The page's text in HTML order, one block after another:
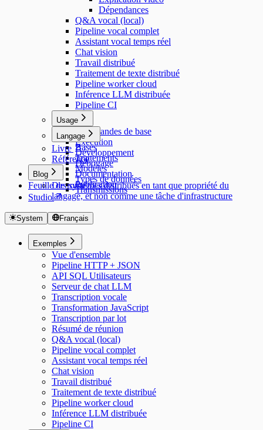
Dépendances
Q&A vocal (local)
Pipeline vocal complet
Assistant vocal temps réel
Chat vision
Travail distribué
Traitement de texte distribué
Pipeline worker cloud
Inférence LLM distribuée
Pipeline CI
Usage
Commandes de base
Exécution
Développement
Débogage
Documentation
Publication
Langage
Bases
Traitements
Modèles
Types de données
Transmissions
Livre
Référence
Blog
Des systèmes distribués en tant que propriété du
langage, et non comme une tâche d'infrastructure
Feuille de route
Studio
System Français
Exemples
Vue d'ensemble
Pipeline HTTP + JSON
API SQL Utilisateurs
Serveur de chat LLM
Transcription vocale
Transformation JavaScript
Transcription par lot
Résumé de réunion
Q&A vocal (local)
Pipeline vocal complet
Assistant vocal temps réel
Chat vision
Travail distribué
Traitement de texte distribué
Pipeline worker cloud
Inférence LLM distribuée
Pipeline CI